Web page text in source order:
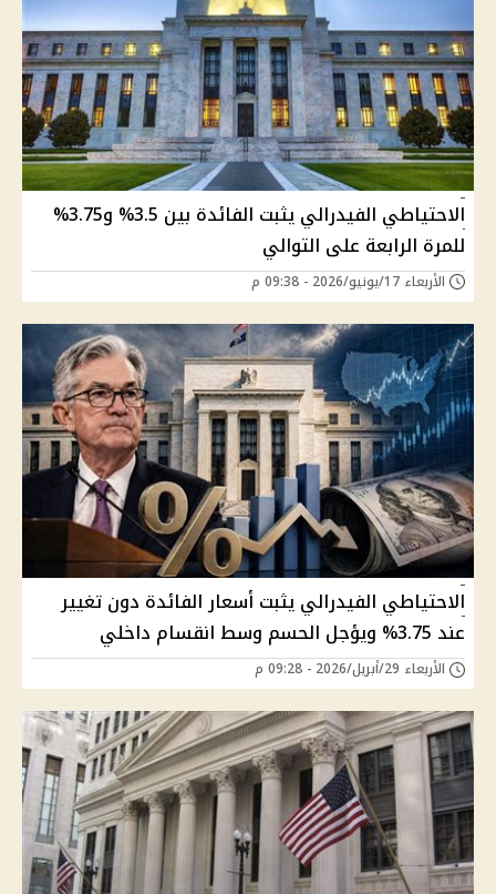
الاحتياطي الفيدرالي يثبت الفائدة بين 3.5% و3.75%
للمرة الرابعة على التوالي
الأربعاء 17/يونيو/2026 - 09:38 م
الاحتياطي الفيدرالي يثبت أسعار الفائدة دون تغيير
عند 3.75% ويؤجل الحسم وسط انقسام داخلي
الأربعاء 29/أبريل/2026 - 09:28 م